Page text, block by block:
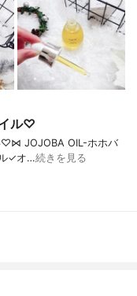
ル♡
♡ ⋈ JOJOBA OIL-ホホバ
✓オ…続きを見る